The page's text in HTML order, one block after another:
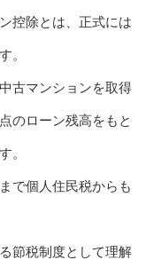
控除とは、正式には
。
古マンションを取得
のローン残高をもと
。
で個人住民税からも
節税制度として理解